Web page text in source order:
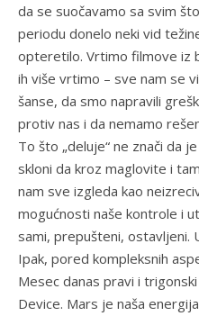
da se suočavamo sa svim
periodu donelo neki vid
opteretilo. Vrtimo filmove iz
ih više vrtimo – sve nam se
šanse, da smo napravili
protiv nas i da nemamo
To što „deluje“ ne znači da
skloni da kroz maglovite i
nam sve izgleda kao
mogućnosti naše kontrole i
sami, prepušteni, ostavljeni.
Ipak, pored kompleksnih
Mesec danas pravi i
Device. Mars je naša